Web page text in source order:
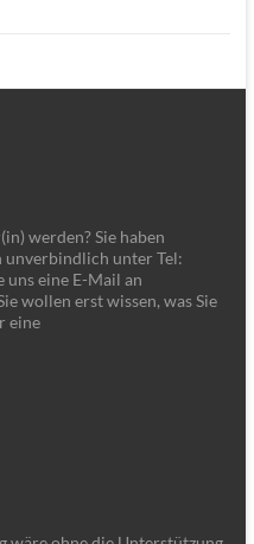
werden? Sie haben
unverbindlich unter Tel:
uns eine E-Mail an
wollen erst wissen, was Sie
eine